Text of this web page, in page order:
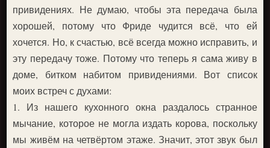
привидениях. Не думаю, чтобы эта передача была
хорошей, потому что Фриде чудится всё, что ей
хочется. Но, к счастью, всё всегда можно исправить, и
эту передачу тоже. Потому что теперь я сама живу в
доме, битком набитом привидениями. Вот список
моих встреч с духами:
1. Из нашего кухонного окна раздалось странное
мычание, которое не могла издать корова, поскольку
мы живём на четвёртом этаже. Значит, этот звук был